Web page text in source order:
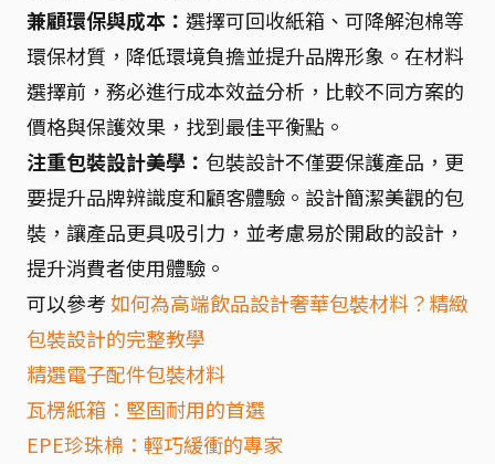
兼顧環保與成本： 選擇可回收紙箱、可降解泡棉等
環保材質，降低環境負擔並提升品牌形象。在材料
選擇前，務必進行成本效益分析，比較不同方案的
價格與保護效果，找到最佳平衡點。
注重包裝設計美學： 包裝設計不僅要保護產品，更
要提升品牌辨識度和顧客體驗。設計簡潔美觀的包
裝，讓產品更具吸引力，並考慮易於開啟的設計，
提升消費者使用體驗。
可以參考如何為高端飲品設計奢華包裝材料？精緻
包裝設計的完整教學
精選電子配件包裝材料
瓦楞紙箱：堅固耐用的首選
EPE珍珠棉：輕巧緩衝的專家